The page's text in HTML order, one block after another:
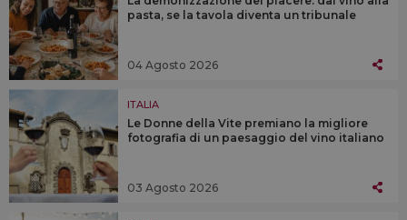
pasta, se la tavola diventa un tribunale
04 Agosto 2026
ITALIA
Le Donne della Vite premiano la migliore
fotografia di un paesaggio del vino italiano
03 Agosto 2026